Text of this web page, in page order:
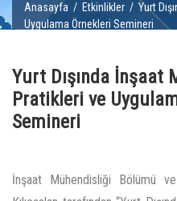
Anasayfa / Etkinlikler / Yurt
Uygulama Örnekleri Semineri
Yurt Dışında İnşaat
Pratikleri ve
Semineri
İnşaat Mühendisliği Bölümü